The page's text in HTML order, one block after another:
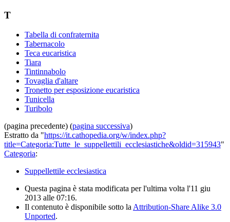
T
Tabella di confraternita
Tabernacolo
Teca eucaristica
Tiara
Tintinnabolo
Tovaglia d'altare
Tronetto per esposizione eucaristica
Tunicella
Turibolo
(pagina precedente) (pagina successiva)
Estratto da "https://it.cathopedia.org/w/index.php?
title=Categoria:Tutte_le_suppellettili_ecclesiastiche&oldid=315943"
Categoria:
Suppellettile ecclesiastica
Questa pagina è stata modificata per l'ultima volta l'11 giu
2013 alle 07:16.
Il contenuto è disponibile sotto la Attribution-Share Alike 3.0
Unported.